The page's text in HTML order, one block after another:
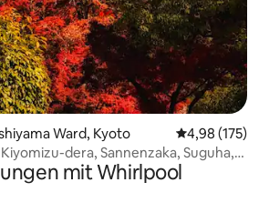
Ward, Kyoto
4,98 (175)
dera, Sannenzaka, Suguha,
Kodaiji, in Gehweite,
Waschmaschine und Trockner
mit Whirlpool